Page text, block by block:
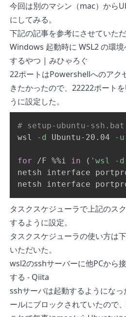
今回は別のマシン（mac）から
にしてみる。
下記の記事を参考にさせていただ
Windows 起動時に WSL2 の環
するやつ | みひゃろぐ
22ポートはPowershellへのアク
きたかったので、22222ポート
うに設定した。
# setup-ubuntu-ssh.bat
wsl
-d Ubuntu-20.04 -u
for /F %%i in ( 'wsl -d
netsh interface
netsh interface
タスクスケジューラで上記のス
するように設定。
タスクスケジューラの使い方は
いただいた。
wsl2のsshサーバーに他PCから
する - Qiita
sshサーバは起動するようにな
ールにブロックされていたので